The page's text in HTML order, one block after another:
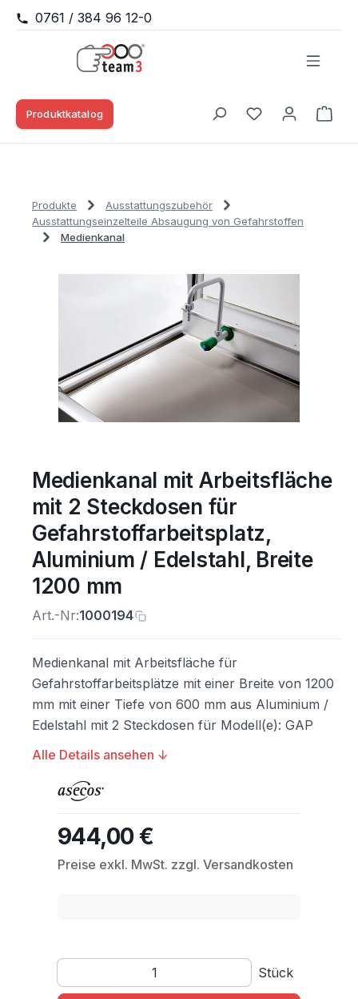
Zum Hauptinhalt springen
0761 / 384 96 12-0
Produktkatalog
Du hast 0
Produkte
Ausstattungszubehör
Ausstattungseinzelteile Absaugung von Gefahrstoffen
Medienkanal
Medienkanal mit Arbeitsfläche
mit 2 Steckdosen für
Gefahrstoffarbeitsplatz,
Aluminium / Edelstahl, Breite
1200 mm
Art.-Nr:1000194
Medienkanal mit Arbeitsfläche für
Gefahrstoffarbeitsplätze mit einer Breite von 1200
mm mit einer Tiefe von 600 mm aus Aluminium /
Edelstahl mit 2 Steckdosen für Modell(e): GAP
Alle Details ansehen ↓
Regulärer Preis:
944,00 €
Preise exkl. MwSt. zzgl. Versandkosten
Produkt Anzahl: Gib den gewünschten Wert ein
Stück